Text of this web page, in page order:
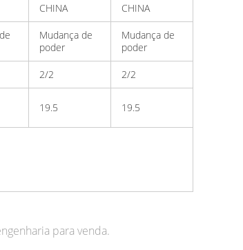
CHINA CHINA
Mudança de
poder
Mudança de
poder
2/2 2/2
19.5 19.5
para venda.